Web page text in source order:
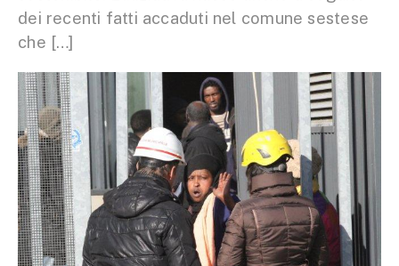
dei recenti fatti accaduti nel comune sestese
che […]